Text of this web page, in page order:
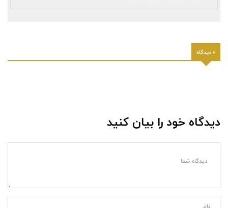
0 دیدگاه
دیدگاه خود را بیان کنید